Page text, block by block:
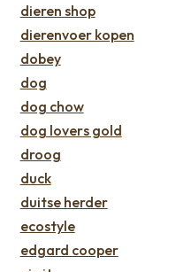
dieren shop
dierenvoer kopen
dobey
dog
dog chow
dog lovers gold
droog
duck
duitse herder
ecostyle
edgard cooper